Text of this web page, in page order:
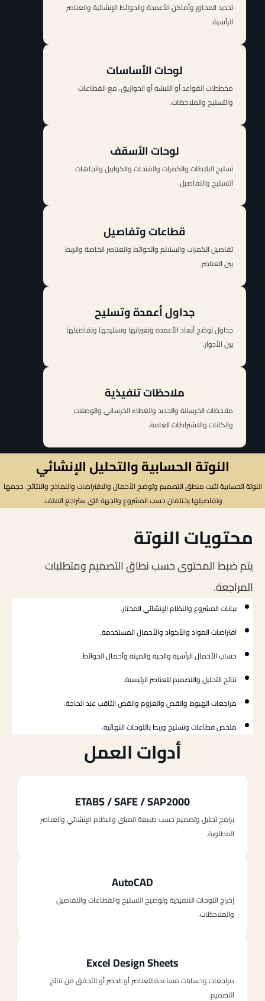
تحديد المحاور وأماكن الأعمدة والحوائط الإنشائية والعناصر
الرأسية.
لوحات الأساسات
مخططات القواعد أو اللبشة أو الخوازيق، مع القطاعات
والتسليح والملاحظات.
لوحات الأسقف
تسليح البلاطات والكمرات والفتحات والكوابيل واتجاهات
التسليح والتفاصيل.
قطاعات وتفاصيل
تفاصيل الكمرات والسلالم والحوائط والعناصر الخاصة والربط
بين العناصر.
جداول أعمدة وتسليح
جداول توضح أبعاد الأعمدة وتغيراتها وتسليحها وتفاصيلها
بين الأدوار.
ملاحظات تنفيذية
ملاحظات الخرسانة والحديد والغطاء الخرساني والوصلات
والكانات والاشتراطات العامة.
النوتة الحسابية والتحليل الإنشائي
النوتة الحسابية تثبت منطق التصميم وتوضح الأحمال والافتراضات والنماذج والنتائج. حجمها
وتفاصيلها يختلفان حسب المشروع والجهة التي ستراجع الملف.
محتويات النوتة
يتم ضبط المحتوى حسب نطاق التصميم ومتطلبات
المراجعة.
بيانات المشروع والنظام الإنشائي المختار.
افتراضات المواد والأكواد والأحمال المستخدمة.
حساب الأحمال الرأسية والحية والميتة وأحمال الحوائط.
نتائج التحليل والتصميم للعناصر الرئيسية.
مراجعات الهبوط والقص والعزوم والقص الثاقب عند الحاجة.
ملخص قطاعات وتسليح وربط باللوحات النهائية.
أدوات العمل
ETABS / SAFE / SAP2000
برامج تحليل وتصميم حسب طبيعة المبنى والنظام الإنشائي والعناصر
المطلوبة.
AutoCAD
إخراج اللوحات التنفيذية وتوضيح التسليح والقطاعات والتفاصيل
والملاحظات.
Excel Design Sheets
مراجعات وحسابات مساعدة للعناصر أو الحصر أو التحقق من نتائج
التصميم.